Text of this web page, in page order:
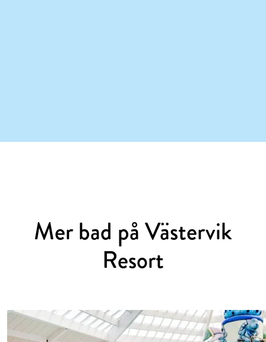
Mer bad på Västervik
Resort